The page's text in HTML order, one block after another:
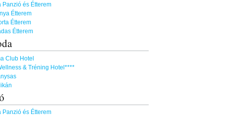
Panzió és Étterem
Étterem
Étterem
Étterem
Club Hotel
& Tréning Hotel****
Panzió és Étterem